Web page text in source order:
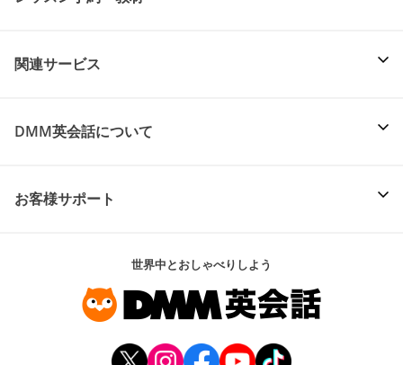
関連サービス
DMM英会話について
お客様サポート
世界中とおしゃべりしよう